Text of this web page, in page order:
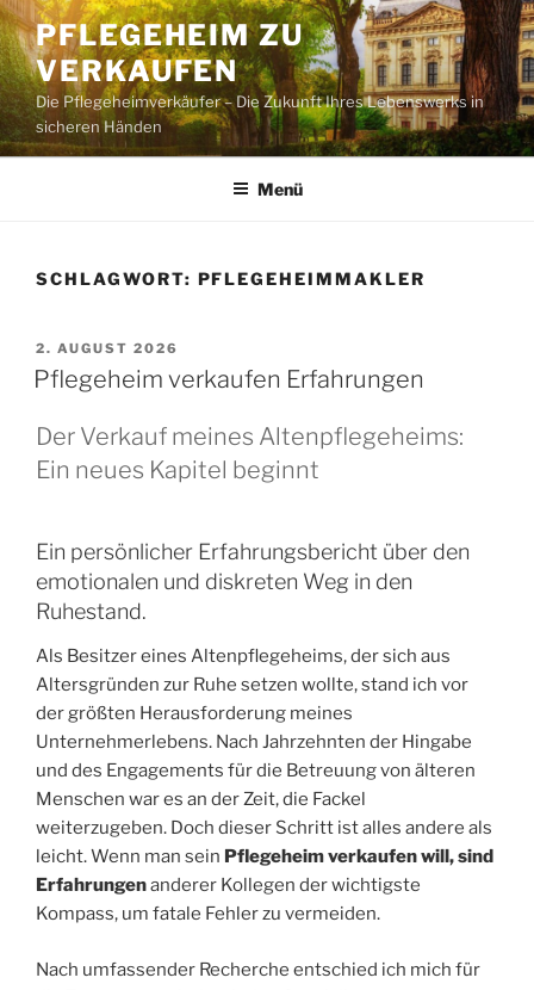
Zum
Inhalt
springen
PFLEGEHEIM ZU
VERKAUFEN
Die Pflegeheimverkäufer – Die Zukunft Ihres Lebenswerks in
sicheren Händen
Menü
SCHLAGWORT: PFLEGEHEIMMAKLER
VERÖFFENTLICHT
AM
2. AUGUST 2026
Pflegeheim verkaufen Erfahrungen
Der Verkauf meines Altenpflegeheims:
Ein neues Kapitel beginnt
Ein persönlicher Erfahrungsbericht über den
emotionalen und diskreten Weg in den
Ruhestand.
Als Besitzer eines Altenpflegeheims, der sich aus
Altersgründen zur Ruhe setzen wollte, stand ich vor
der größten Herausforderung meines
Unternehmerlebens. Nach Jahrzehnten der Hingabe
und des Engagements für die Betreuung von älteren
Menschen war es an der Zeit, die Fackel
weiterzugeben. Doch dieser Schritt ist alles andere als
leicht. Wenn man sein Pflegeheim verkaufen will, sind
Erfahrungenanderer Kollegen der wichtigste
Kompass, um fatale Fehler zu vermeiden.
Nach umfassender Recherche entschied ich mich für